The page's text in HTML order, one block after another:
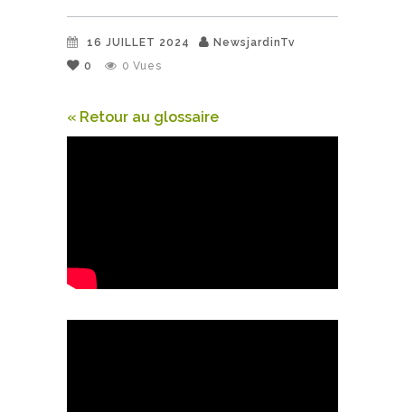
16 JUILLET 2024
NewsjardinTv
0
0 Vues
« Retour au glossaire